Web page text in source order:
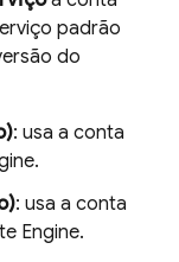
padrão
do
: usa a conta
: usa a conta
Engine.